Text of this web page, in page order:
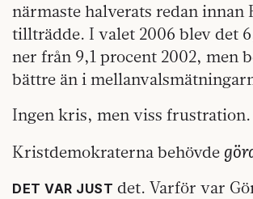
närmaste halverats redan innan
tillträdde. I valet 2006 blev det
ner från 9,1 procent 2002, men
bättre än i
Ingen kris, men viss frustration.
Kristdemokraterna behövde
DET VAR JUST det. Varför var